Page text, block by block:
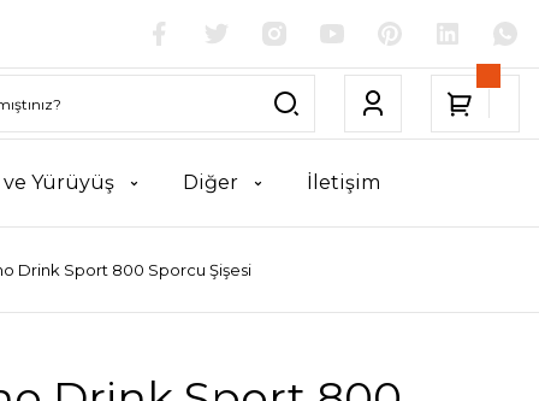
ve Yürüyüş Diğer İletişim
Drink Sport 800 Sporcu Şişesi